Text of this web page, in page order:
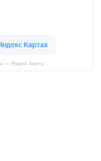
— Яндекс Карты